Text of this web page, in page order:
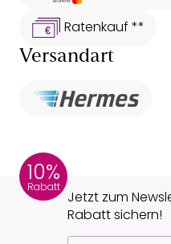
Ratenkauf **
Versandart
10%
Rabatt
Jetzt zum
Rabatt sichern!